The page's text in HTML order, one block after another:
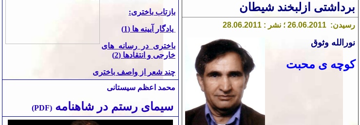
بازتاب باختری:
یادگار آیینه ها (1)
باختری در رسانه های
خارجی و انتقادها (2)
چند شعر از واصف باختری
محمد اعظم سیستانی
سیمای رستم در شاهنامه (
PDF
)
برداشتی ازلبخند شیطان
رسیدن: 26.06.2011 ؛ نشر : 28.06.2011
نورالله وثوق
کوچه ی محبت